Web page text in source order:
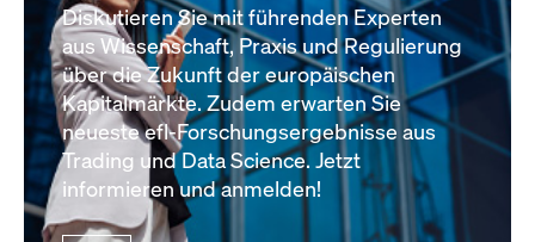
Diskutieren Sie mit führenden Experten
aus Wissenschaft, Praxis und Regulierung
über die Zukunft der europäischen
Kapitalmärkte. Zudem erwarten Sie
neueste efl-Forschungsergebnisse aus
Trading und Data Science. Jetzt
informieren und anmelden!